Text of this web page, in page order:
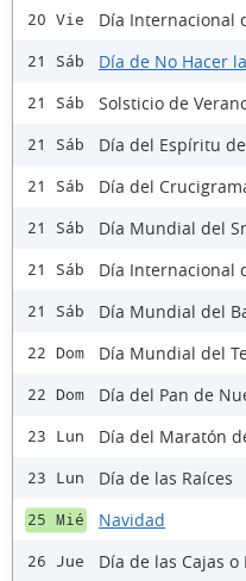
20 Vie Día Internacional
21 Sáb Día de No Hacer
21 Sáb Solsticio de
21 Sáb Día del Espíritu
21 Sáb Día del
21 Sáb Día Mundial del
21 Sáb Día Internacional
21 Sáb Día Mundial del
22 Dom Día Mundial del
22 Dom Día del Pan de
23 Lun Día del Maratón
23 Lun Día de las Raíces
25 Mié Navidad
26 Jue Día de las Cajas o